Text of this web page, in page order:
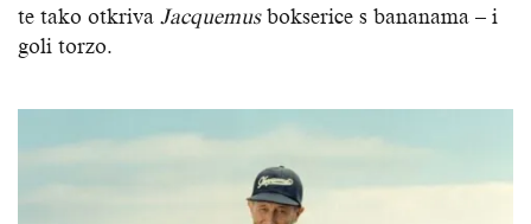
te tako otkriva Jacquemusbokserice s bananama – i
goli torzo.